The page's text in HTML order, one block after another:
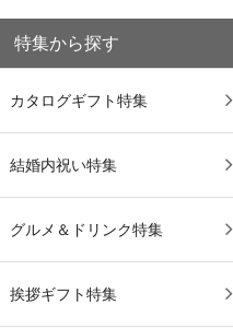
特集から探す
カタログギフト特集
結婚内祝い特集
グルメ＆ドリンク特集
挨拶ギフト特集